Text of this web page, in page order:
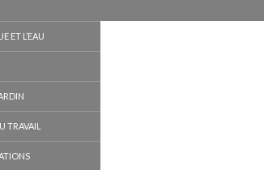
ET L’EAU
TRAVAIL